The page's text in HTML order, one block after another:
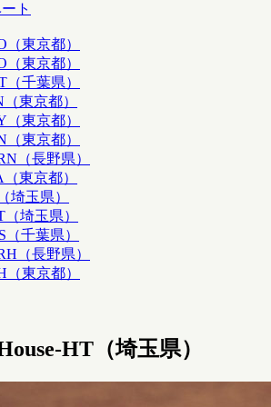
ト
（東京都）
（東京都）
（千葉県）
（東京都）
（東京都）
（東京都）
（長野県）
東京都）
埼玉県）
（埼玉県）
（千葉県）
（長野県）
（東京都）
HT（埼玉県）